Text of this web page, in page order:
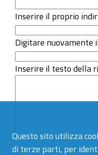
Questo sito utilizza
di terze parti, per
Inserire il proprio
Digitare nuovamente
Inserire il testo della